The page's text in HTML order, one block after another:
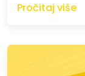
Pročitaj više